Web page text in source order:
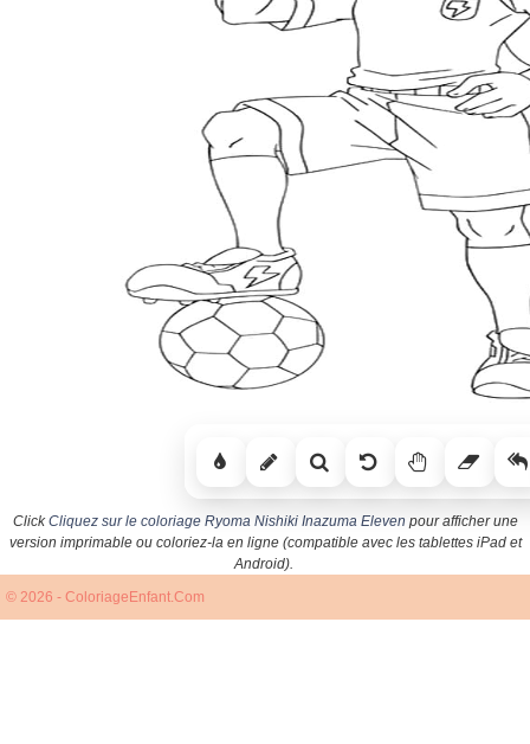
ClickCliquez sur le coloriage Ryoma Nishiki Inazuma Eleven pour afficher une
version imprimable ou coloriez-la en ligne (compatible avec les tablettes iPad et
Android).
© 2026 - ColoriageEnfant.Com